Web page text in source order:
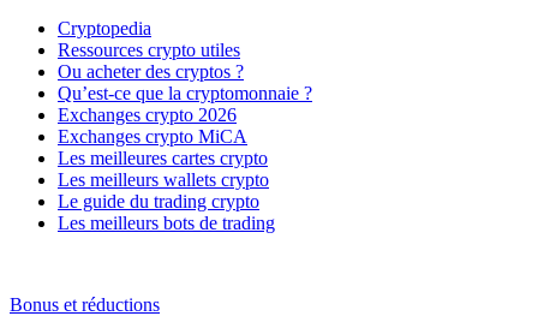
Cryptopedia
Ressources crypto utiles
Ou acheter des cryptos ?
Qu’est-ce que la cryptomonnaie ?
Exchanges crypto 2026
Exchanges crypto MiCA
Les meilleures cartes crypto
Les meilleurs wallets crypto
Le guide du trading crypto
Les meilleurs bots de trading
Bonus et réductions